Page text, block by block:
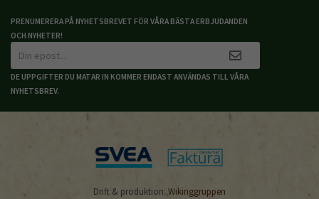
PRENUMERERA PÅ NYHETSBREVET FÖR VÅRA BÄSTA ERBJUDANDEN
OCH NYHETER!
DE UPPGIFTER DU MATAR IN KOMMER ENDAST ANVÄNDAS TILL VÅRA
NYHETSBREV.
Drift & produktion:Wikinggruppen